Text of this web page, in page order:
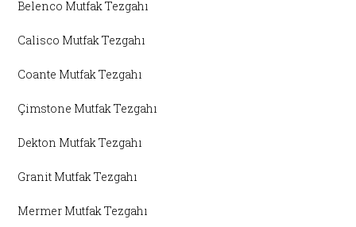
Belenco Mutfak Tezgahı
Calisco Mutfak Tezgahı
Coante Mutfak Tezgahı
Çimstone Mutfak Tezgahı
Dekton Mutfak Tezgahı
Granit Mutfak Tezgahı
Mermer Mutfak Tezgahı